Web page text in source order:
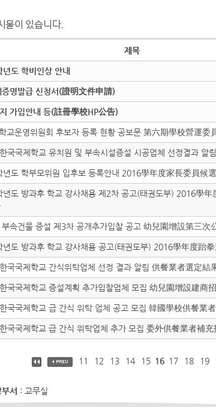
물이 있습니다.
제목
도 학비인상 안내
증명발급 신청서(證明文件申請)
가입안내 등(註冊學校HP公告)
교운영위원회 후보자 등록 현황 공보문 第六期學校營運
국국제학교 유치원 및 부속시설증설 시공업체 선정결과 알
년도 학부모위원 입후보 등록안내 2016學年度家長委員候
년도 방과후 학교 강사채용 제2차 공고(태권도부) 2016學
부속건물 증설 제3차 공개추가입찰 공고 幼兒園增設第三次
년도 방과후 학교 강사채용 공고(태권도부) 2016學年度跆
국국제학교 간식위탁업체 선정 결과 알림 供餐業者選定結
국국제학교 증설계획 추가입찰업체 모집 幼兒園增設建商
국국제학교 급 간식 위탁 업체 공고 모집 韓國學校供餐業
국국제학교 급 간식 위탁업체 추가 모집 委外供餐業者補充
11 12 13 14 15 16 17 18 19
서 : 교무실